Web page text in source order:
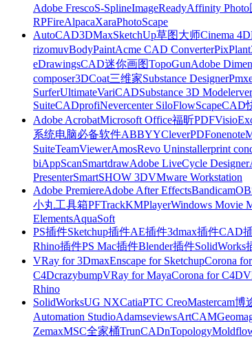
Adobe FrescoS-SplineImageReadyAffinity Photo
RPFireAlpacaXaraPhotoScape
AutoCAD3DMaxSketchUp草图大师Cinema 4D
rizomuvBodyPaintAcme CAD ConverterPixPlant
eDrawingsCAD迷你画图TopoGunAdobe
composer3DCoat三维家Substance Designer
SurferUltimateVariCADSubstance 3D Modeler
SuiteCADprofiNevercenter SiloFlowScapeCAD
Adobe AcrobatMicrosoft Office福昕PDFVisio
系统电脑必备软件ABBYYCleverPDFonenote
SuiteTeamViewerAmosRevo Uninstallerprint
biAppScanSmartdrawAdobe LiveCycle Designer
PresenterSmartSHOW 3DVMware Workstation
Adobe PremiereAdobe After EffectsBandicam
小丸工具箱PFTrackKMPlayerWindows Movie
ElementsAquaSoft
PS插件Sketchup插件AE插件3dmax插件CAD
Rhino插件PS Mac插件Blender插件SolidWorks
VRay for 3DmaxEnscape for SketchupCorona
C4DcrazybumpVRay for MayaCorona for C4D
Rhino
SolidWorksUG NXCatiaPTC CreoMastercam博
Automation StudioAdamseviewsArtCAM
ZemaxMSC全家桶TrunCADnTopology